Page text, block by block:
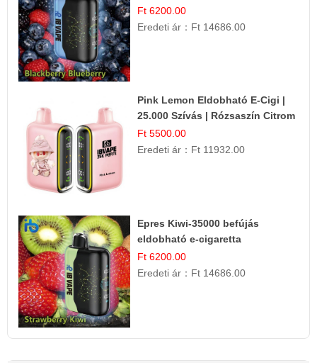
Ízletes Gyümölcsökombináció!
Ft 6200.00
Eredeti ár： Ft 14686.00
Pink Lemon Eldobható E-Cigi |
25.000 Szívás | Rózsaszín Citrom
Íz
Ft 5500.00
Eredeti ár： Ft 11932.00
Epres Kiwi-35000 befújás
eldobható e-cigaretta
Ft 6200.00
Eredeti ár： Ft 14686.00